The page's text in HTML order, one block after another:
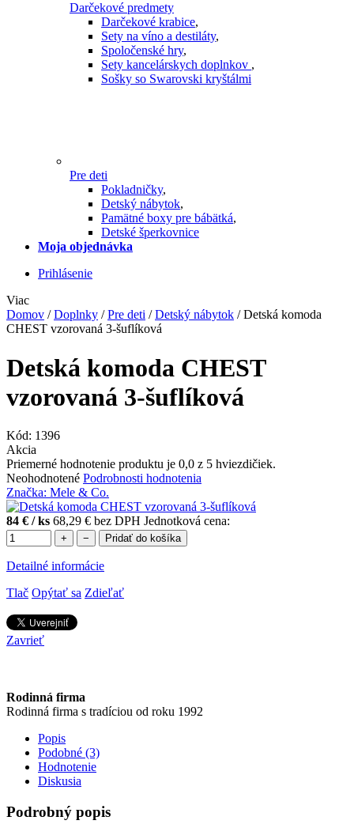
Darčekové predmety
Darčekové krabice,
Sety na víno a destiláty,
Spoločenské hry,
Sety kancelárskych doplnkov ,
Sošky so Swarovski kryštálmi
Pre deti
Pokladničky,
Detský nábytok,
Pamätné boxy pre bábätká,
Detské šperkovnice
Moja objednávka
Prihlásenie
Viac
Domov / Doplnky / Pre deti / Detský nábytok / Detská komoda
CHEST vzorovaná 3-šuflíková
Detská komoda CHEST
vzorovaná 3-šuflíková
Kód: 1396
Akcia
Priemerné hodnotenie produktu je 0,0 z 5 hviezdičiek.
Neohodnotené Podrobnosti hodnotenia
Značka: Mele & Co.
84 € / ks 68,29 € bez DPH Jednotková cena:
+ − Pridať do košíka
Detailné informácie
Tlač Opýtať sa Zdieľať
Zavrieť
Rodinná firma
Rodinná firma s tradíciou od roku 1992
Popis
Podobné (3)
Hodnotenie
Diskusia
Podrobný popis